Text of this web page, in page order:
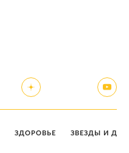
ЗДОРОВЬЕ ЗВЕЗДЫ И